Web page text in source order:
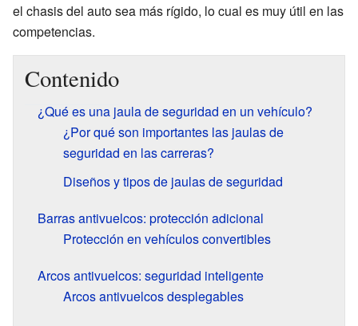
el chasis del auto sea más rígido, lo cual es muy útil en las
competencias.
Contenido
¿Qué es una jaula de seguridad en un vehículo?
¿Por qué son importantes las jaulas de
seguridad en las carreras?
Diseños y tipos de jaulas de seguridad
Barras antivuelcos: protección adicional
Protección en vehículos convertibles
Arcos antivuelcos: seguridad inteligente
Arcos antivuelcos desplegables